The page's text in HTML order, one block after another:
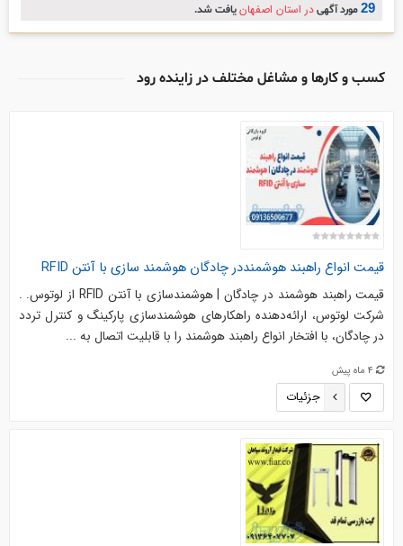
29مورد آگهیدر استان اصفهانیافت شد.
کسب و کارها و مشاغل مختلف در زاینده رود
قیمت انواع راهبند هوشمنددر چادگان هوشمند سازی با آنتن RFID
قیمت راهبند هوشمند در چادگان | هوشمندسازی با آنتن RFID از لوتوس. .
شرکت لوتوس، ارائه‌دهنده راهکارهای هوشمندسازی پارکینگ و کنترل تردد
در چادگان، با افتخار انواع راهبند هوشمند را با قابلیت اتصال به ...
4 ماه پیش
جزئیات